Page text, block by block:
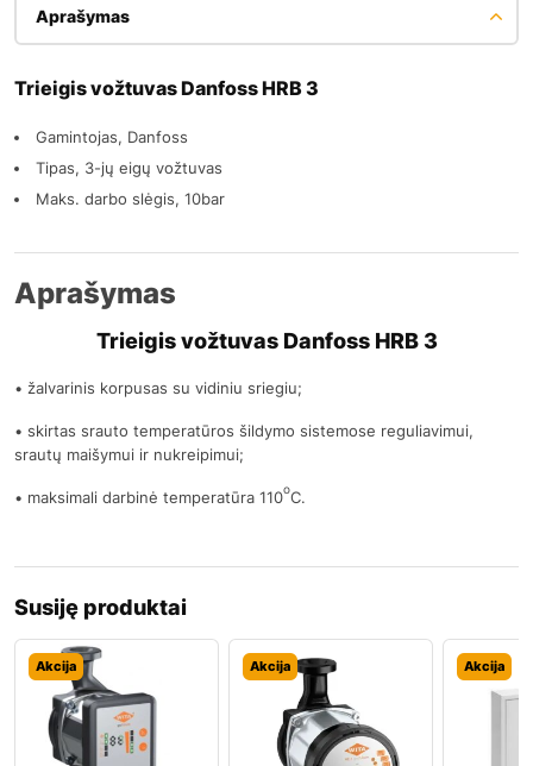
Aprašymas
Trieigis vožtuvas Danfoss HRB 3
Gamintojas, Danfoss
Tipas, 3-jų eigų vožtuvas
Maks. darbo slėgis, 10bar
Aprašymas
Trieigis vožtuvas Danfoss HRB 3
• žalvarinis korpusas su vidiniu sriegiu;
• skirtas srauto temperatūros šildymo sistemose reguliavimui,
srautų maišymui ir nukreipimui;
• maksimali darbinė temperatūra 110oC.
Susiję produktai
Akcija Akcija Akcija